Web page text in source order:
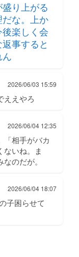
り上がる
な。上か
楽しく会
事すると
2026/06/03 15:59
ええやろ
2026/06/04 12:35
「相手がバカ
ないね。ま
のだが。
2026/06/04 18:07
子困らせて